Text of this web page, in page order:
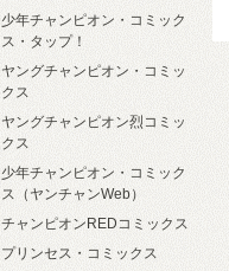
少年チャンピオン・コミック
ス・タップ！
ヤングチャンピオン・コミッ
クス
ヤングチャンピオン烈コミッ
クス
少年チャンピオン・コミック
ス（ヤンチャンWeb）
チャンピオンREDコミックス
プリンセス・コミックス